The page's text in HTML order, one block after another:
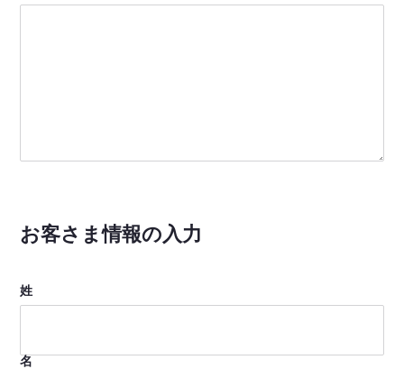
お客さま情報の入力
姓
名